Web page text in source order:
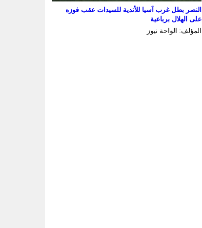
النصر بطل غرب آسيا للأندية للسيدات عقب فوزه
على الهلال برباعية
المؤلف: الواحة نيوز